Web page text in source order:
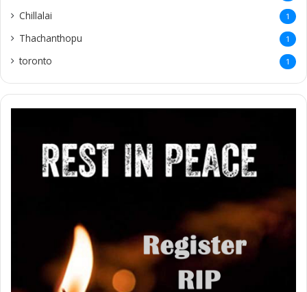
Chillalai 1
Thachanthopu 1
toronto 1